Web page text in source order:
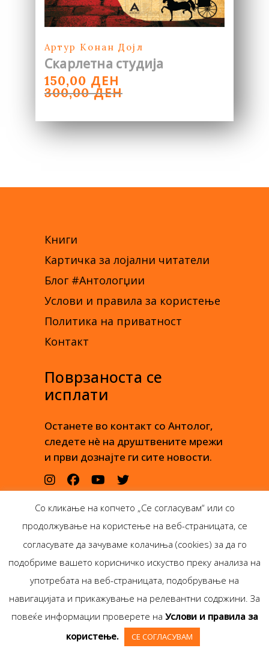
Артур Конан Дојл
Скарлетна студија
300,00ДЕН
ORIGINAL
PRICE
WAS:
150,00 ДЕН
CURRENT
PRICE
IS:
Книги
Картичка за лојални читатели
Блог #Антологџии
Услови и правила за користење
Политика на приватност
Контакт
Поврзаноста се
исплати
Останете во контакт со Антолог,
следете нè на друштвените мрежи
и први дознајте ги сите новости.
Ѓорѓи Пулевски 29-лок.
1, Скопје
Со кликање на копчето „Се согласувам“ или со
продолжување на користење на веб-страницата, се
согласувате да зачуваме колачиња (cookies) за да го
подобриме вашето корисничко искуство преку анализа на
употребата на веб-страницата, подобрување на
навигацијата и прикажување на релевантни содржини. За
повеќе информации проверете на Услови и правила за
користење.
СЕ СОГЛАСУВАМ